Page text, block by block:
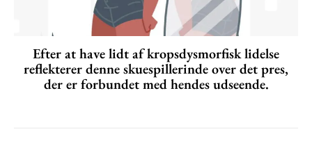
Efter at have lidt af kropsdysmorfisk lidelse
reflekterer denne skuespillerinde over det pres,
der er forbundet med hendes udseende.